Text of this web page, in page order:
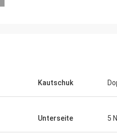
Kautschuk
Unterseite 5